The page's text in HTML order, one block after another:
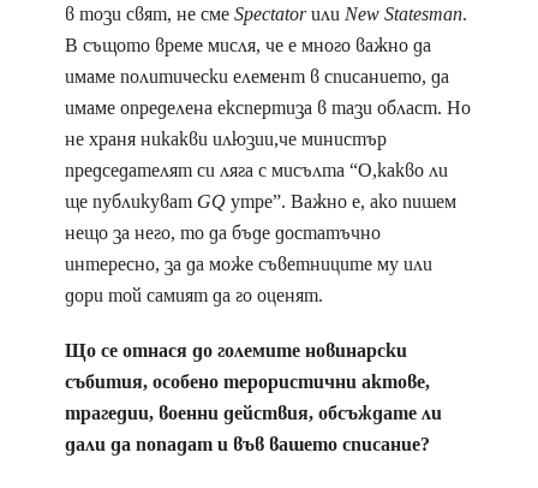
в този свят, не смеSpectatorилиNew Statesman.
В същото време мисля, че е много важно да
имаме политически елемент в списанието, да
имаме определена експертиза в тази област. Но
не храня никакви илюзии,че министър
председателят си ляга с мисълта “О,какво ли
ще публикуватGQутре”. Важно е, ако пишем
нещо за него, то да бъде достатъчно
интересно, за да може съветниците му или
дори той самият да го оценят.
Що се отнася до големите новинарски
събития, особено терористични актове,
трагедии, военни действия, обсъждате ли
дали да попадат и във вашето списание?